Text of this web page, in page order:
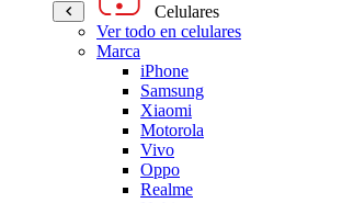
Celulares
Ver todo en celulares
Marca
iPhone
Samsung
Xiaomi
Motorola
Vivo
Oppo
Realme